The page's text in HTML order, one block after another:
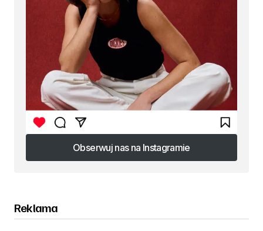
Obserwuj nas na Instagramie
Obserwuj nas na Instagramie
Reklama